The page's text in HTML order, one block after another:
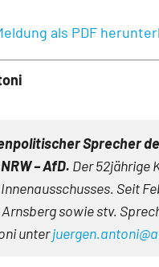
als PDF
Sprecher
– AfD. Der 52jährige
Seit
sowie stv.
unter